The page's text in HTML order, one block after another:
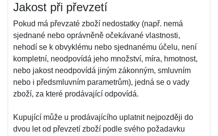
Jakost při převzetí
Pokud má převzaté zboží nedostatky (např. nemá
sjednané nebo oprávněně očekávané vlastnosti,
nehodí se k obvyklému nebo sjednanému účelu, není
kompletní, neodpovídá jeho množství, míra, hmotnost,
nebo jakost neodpovídá jiným zákonným, smluvním
nebo i předsmluvním parametrům), jedná se o vady
zboží, za které prodávající odpovídá.
Kupující může u prodávajícího uplatnit nejpozději do
dvou let od převzetí zboží podle svého požadavku